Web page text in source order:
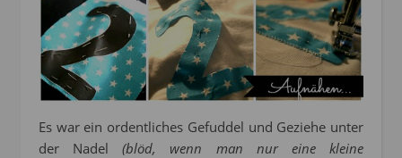
Es war ein ordentliches Gefuddel und Geziehe unter
der Nadel(blöd, wenn man nur eine kleine